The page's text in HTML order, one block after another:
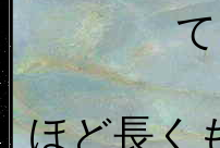
ほど長く